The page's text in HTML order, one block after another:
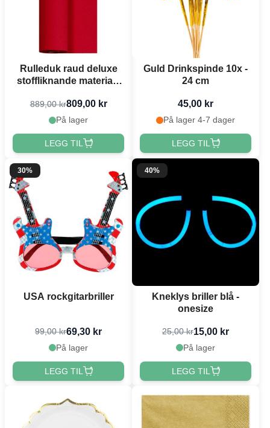
Rulleduk raud deluxe
stoffliknande materiale
889,00 kr809,00 kr
På lager
LEGG TIL
Guld Drinkspinde 10x -
24 cm
45,00 kr
På lager 4-7 dager
LEGG TIL
30%
USA rockgitarbriller
99,00 kr69,30 kr
På lager
LEGG TIL
40%
Kneklys briller blå -
onesize
25,00 kr15,00 kr
På lager
LEGG TIL